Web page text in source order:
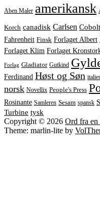
Aben Maler amerikansk
Korch canadisk Carlsen Cobolt
Fahrenheit Finsk Forlaget Albert
Forlaget Klim Forlaget
Forlag Gladiator Gutkind
Ferdinand Høst og Søn
norsk Novellix People's Press
Rosinante Samleren Sesam spansk
Turbine tysk
Copyright © 2026 Ord fra
Theme: marlin-lite by